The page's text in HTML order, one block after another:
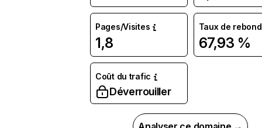
Pages/Visites
1,8
Taux de rebond
67,93 %
Coût du trafic
Déverrouiller